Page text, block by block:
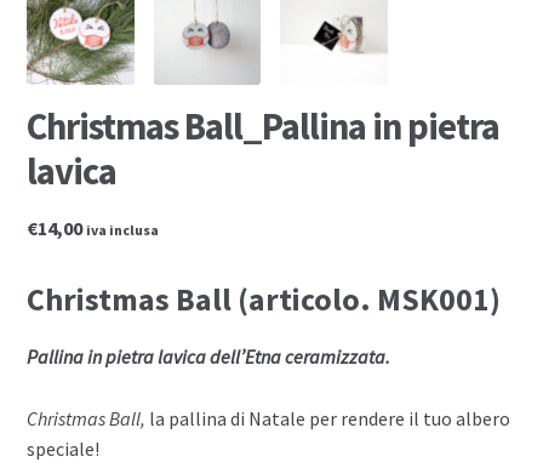
Christmas Ball_Pallina in pietra
lavica
€14,00 iva inclusa
Christmas Ball (articolo. MSK001)
Pallina in pietra lavica dell’Etna ceramizzata.
Christmas Ball, la pallina di Natale per rendere il tuo albero
speciale!